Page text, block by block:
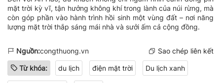
mặt trời kỳ vĩ, tận hưởng không khí trong lành của núi rừng, mà
còn góp phần vào hành trình hồi sinh một vùng đất – nơi năng
lượng mặt trời thắp sáng mái nhà và sưởi ấm cả cộng đồng.
Nguồn:congthuong.vn Sao chép liên kết
Từ khóa: du lịch điện mặt trời Du lịch xanh